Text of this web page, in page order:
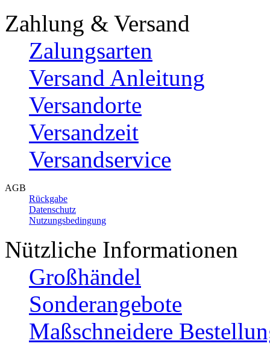
Zahlung & Versand
Zalungsarten
Versand Anleitung
Versandorte
Versandzeit
Versandservice
AGB
Rückgabe
Datenschutz
Nutzungsbedingung
Nützliche Informationen
Großhändel
Sonderangebote
Maßschneidere